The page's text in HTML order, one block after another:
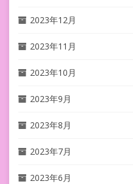
2023年12月
2023年11月
2023年10月
2023年9月
2023年8月
2023年7月
2023年6月